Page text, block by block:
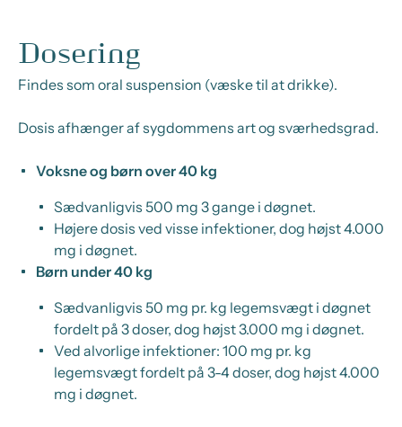
Dosering
Findes som oral suspension (væske til at drikke).
Dosis afhænger af sygdommens art og sværhedsgrad.
Voksne og børn over 40 kg
Sædvanligvis 500 mg 3 gange i døgnet.
Højere dosis ved visse infektioner, dog højst 4.000
mg i døgnet.
Børn under 40 kg
Sædvanligvis 50 mg pr. kg legemsvægt i døgnet
fordelt på 3 doser, dog højst 3.000 mg i døgnet.
Ved alvorlige infektioner: 100 mg pr. kg
legemsvægt fordelt på 3-4 doser, dog højst 4.000
mg i døgnet.